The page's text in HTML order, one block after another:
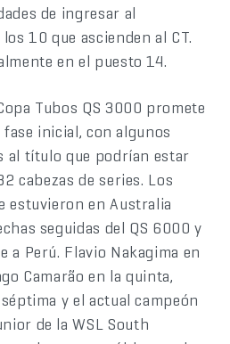
de ingresar al
10 que ascienden al CT.
en el puesto 14.
Tubos QS 3000 promete
inicial, con algunos
al título que podrían estar
cabezas de series. Los
estuvieron en Australia
seguidas del QS 6000 y
Perú. Flavio Nakagima en
Camarão en la quinta,
y el actual campeón
de la WSL South